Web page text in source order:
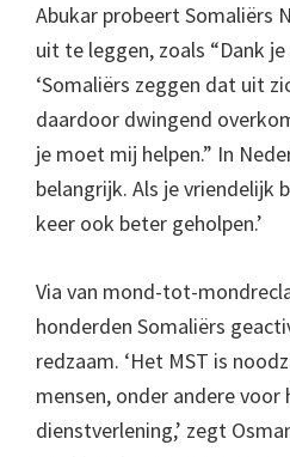
Abukar probeert Somaliërs
uit te leggen, zoals “Dank
‘Somaliërs zeggen dat uit
daardoor dwingend
je moet mij helpen.” In
belangrijk. Als je vriendelijk
keer ook beter geholpen.’
Via van mond-tot-
honderden Somaliërs
redzaam. ‘Het MST is
mensen, onder andere voor
dienstverlening,’ zegt